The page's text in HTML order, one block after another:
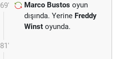
69' Marco Bustos oyun
dışında. Yerine Freddy
Winst oyunda.
81'